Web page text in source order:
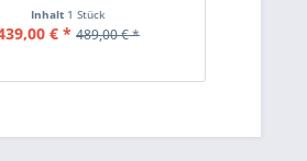
Inhalt 1 Stück
€ * 489,00 € *